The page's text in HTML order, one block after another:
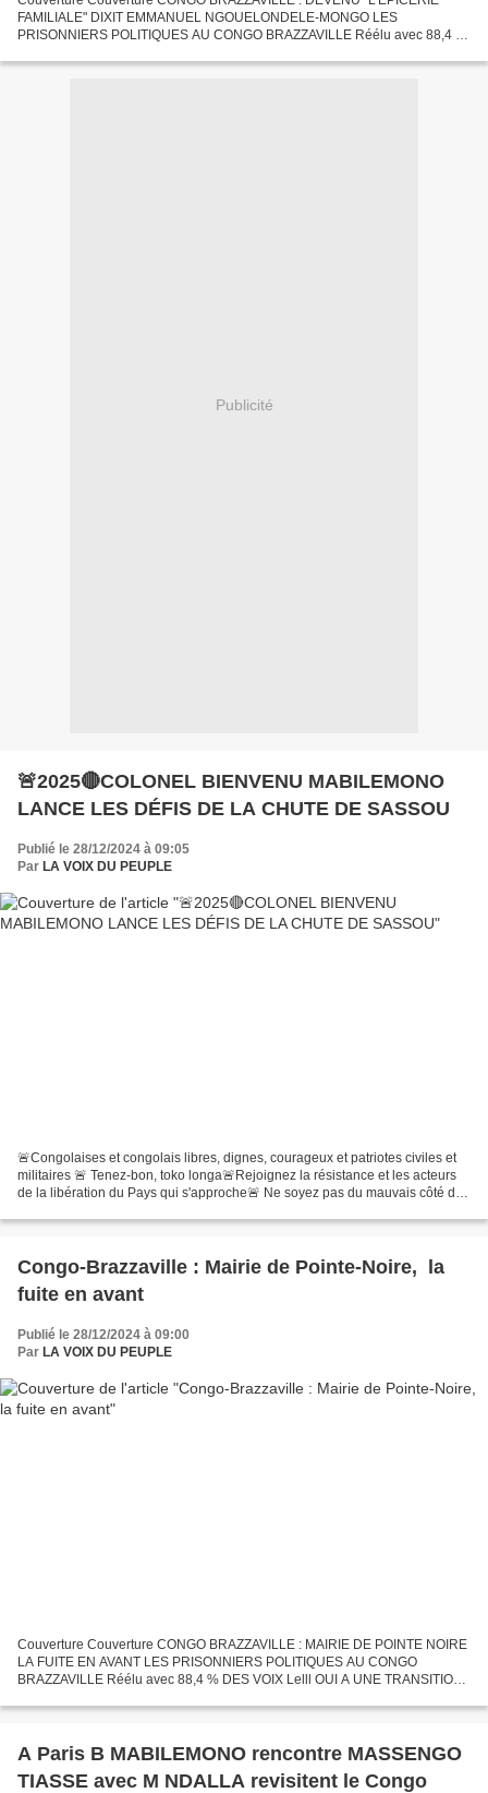
FAMILIALE" DIXIT EMMANUEL NGOUELONDELE-MONGO LES
PRISONNIERS POLITIQUES AU CONGO BRAZZAVILLE Réélu avec 88,4 %
AU PRESIDENT...
Publicité
🚨2025🔴COLONEL BIENVENU MABILEMONO
LANCE LES DÉFIS DE LA CHUTE DE SASSOU
Publié le 28/12/2024 à 09:05
Par LA VOIX DU PEUPLE
🚨Congolaises et congolais libres, dignes, courageux et patriotes civiles et
militaires 🚨 Tenez-bon, toko longa🚨Rejoignez la résistance et les acteurs
de la libération du Pays qui s'approche🚨 Ne soyez pas du mauvais côté de
Congo-Brazzaville : Mairie de Pointe-Noire, la
fuite en avant
Publié le 28/12/2024 à 09:00
Par LA VOIX DU PEUPLE
Couverture Couverture CONGO BRAZZAVILLE : MAIRIE DE POINTE NOIRE
LA FUITE EN AVANT LES PRISONNIERS POLITIQUES AU CONGO
BRAZZAVILLE Réélu avec 88,4 % DES VOIX Lelll OUI A UNE TRANSITION
A Paris B MABILEMONO rencontre MASSENGO
TIASSE avec M NDALLA revisitent le Congo